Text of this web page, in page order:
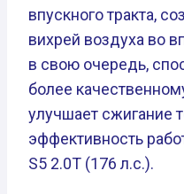
впускного тракта,
вихрей воздуха во
в свою очередь,
более
улучшает сжигание
эффективность
S5 2.0T (176 л.с.).